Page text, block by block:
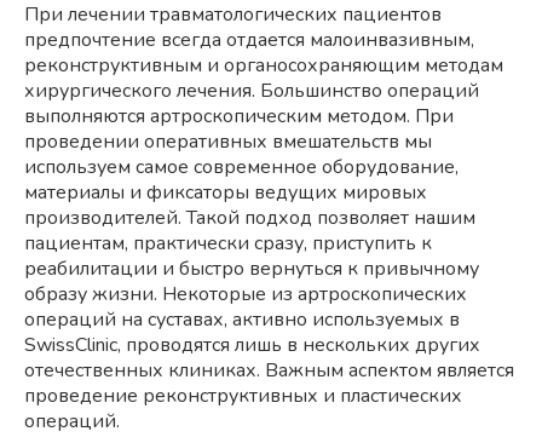
При лечении травматологических пациентов
предпочтение всегда отдается малоинвазивным,
реконструктивным и органосохраняющим методам
хирургического лечения. Большинство операций
выполняются артроскопическим методом. При
проведении оперативных вмешательств мы
используем самое современное оборудование,
материалы и фиксаторы ведущих мировых
производителей. Такой подход позволяет нашим
пациентам, практически сразу, приступить к
реабилитации и быстро вернуться к привычному
образу жизни. Некоторые из артроскопических
операций на суставах, активно используемых в
SwissClinic, проводятся лишь в нескольких других
отечественных клиниках. Важным аспектом является
проведение реконструктивных и пластических
операций.